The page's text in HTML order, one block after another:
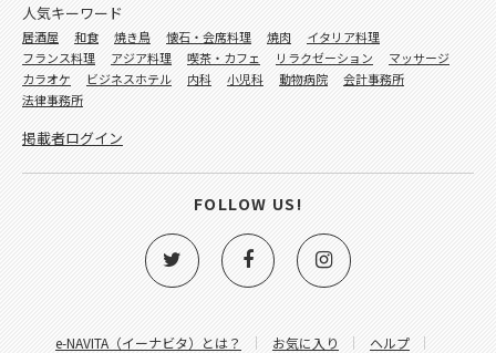
e-NAVITA（イーナビタ）とは？ お気に入り
ヘルプ
人気キーワード
居酒屋 和食 焼き鳥 懐石・会席料理 焼肉
イタリア料理
フランス料理
アジア料理 喫茶・カフェ リラクゼーション
マッサージ
カラオケ
ビジネスホテル 内科 小児科 動物病院
会計事務所
法律事務所
掲載者ログイン
FOLLOW US!